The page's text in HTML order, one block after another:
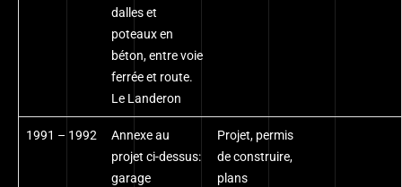
dalles et
poteaux en
béton, entre voie
ferrée et route.
Le Landeron
1991 – 1992
Annexe au
projet ci-dessus:
garage
Projet, permis
de construire,
plans